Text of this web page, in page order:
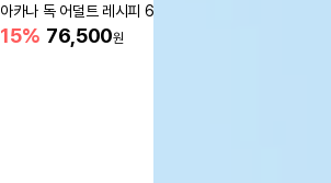
아카나 독 어덜트 레시피 6kg
15% 76,500원